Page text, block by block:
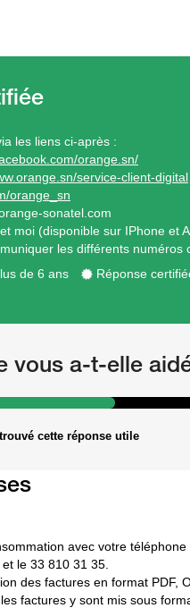
les liens ci-après :
orange.sn/
service-client-digital
orange_sn
sonatel.com
moi (disponible sur IPhone et
les différents numéros
de 6 ans Réponse
vous a-t-elle
cette réponse utile
avec votre
le 33 810 31 35.
des factures en format PDF,
factures y sont mis sous